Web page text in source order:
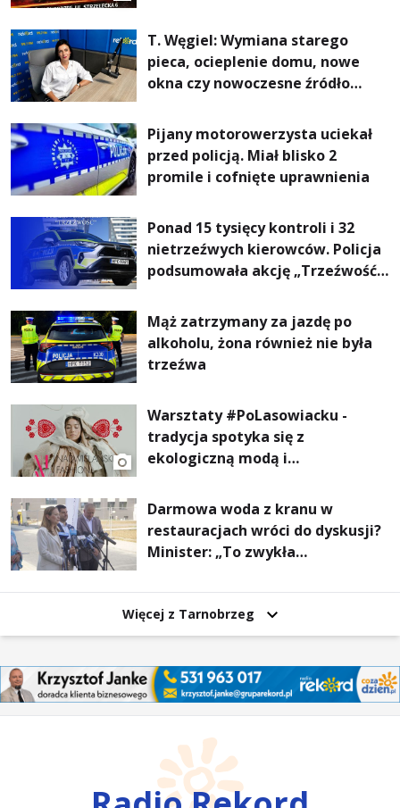
T. Węgiel: Wymiana starego
pieca, ocieplenie domu, nowe
okna czy nowoczesne źródło
rachunki za energię, lepszy
komfort życia i... czystsze
powietrze
Pijany motorowerzysta uciekał
przed policją. Miał blisko 2
promile i cofnięte uprawnienia
Ponad 15 tysięcy kontroli i 32
nietrzeźwych kierowców. Policja
podsumowała akcję „Trzeźwość”
Mąż zatrzymany za jazdę po
alkoholu, żona również nie była
trzeźwa
Warsztaty #PoLasowiacku -
tradycja spotyka się z
ekologiczną modą i
Darmowa woda z kranu w
restauracjach wróci do dyskusji?
Minister: „To zwykła
Więcej z Tarnobrzeg